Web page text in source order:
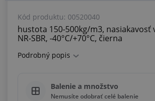
Kód produktu: 00520040
hustota 150-500kg/m3, nasiakavosť
NR-SBR, -40°C/+70°C, čierna
Podrobný popis
Balenie a množstvo
Nemusíte odobrať celé balenie